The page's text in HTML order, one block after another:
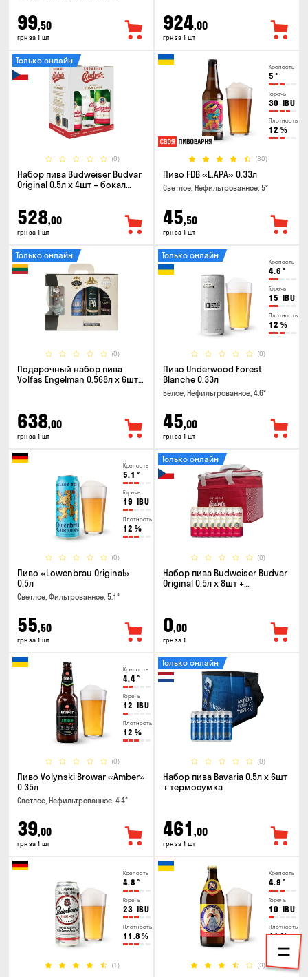
99,50
грн за 1 шт
924,00
грн за 1 шт
(0)
Только онлайн
Набор пива Budweiser Budvar
Original 0.5л х 4шт + бокал
528,00
грн за 1 шт
Крепость
5 °
Горечь
30 IBU
Плотность
12 %
(30)
Пиво FDB «L.APA» 0.33л
Светлое, Нефильтрованное, 5°
45,50
грн за 1 шт
(0)
Только онлайн
Подарочный набор пива
Volfas Engelman 0.568л x 6шт +
638,00
грн за 1 шт
Крепость
4.6 °
Горечь
15 IBU
Плотность
12 %
(0)
Только онлайн
Пиво Underwood Forest
Blanche 0.33л
Белое, Нефильтрованное, 4.6°
45,00
грн за 1 шт
Крепость
5.1 °
Горечь
19 IBU
Плотность
12 %
(0)
Пиво «Lowenbrau Original»
0.5л
Светлое, Фильтрованное, 5.1°
55,50
грн за 1 шт
(0)
Только онлайн
Набор пива Budweiser Budvar
Original 0.5л x 8шт +
0,00
грн за 1
Крепость
4.4°
Горечь
12 IBU
Плотность
12 %
(0)
Пиво Volynski Browar «Amber»
0.35л
Светлое, Нефильтрованное, 4.4°
39,00
грн за 1 шт
(0)
Только онлайн
Набор пива Bavaria 0.5л х 6шт
+ термосумка
461 ,00
грн за 1 шт
Крепость
4.8 °
Горечь
23 IBU
Плотность
11.8 %
(1)
Крепость
4.9 °
Горечь
10 IBU
Плотность
11%
(3)